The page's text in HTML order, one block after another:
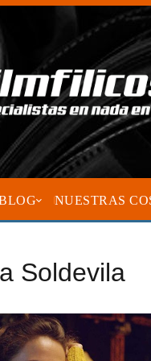
NUESTRAS
Soldevila